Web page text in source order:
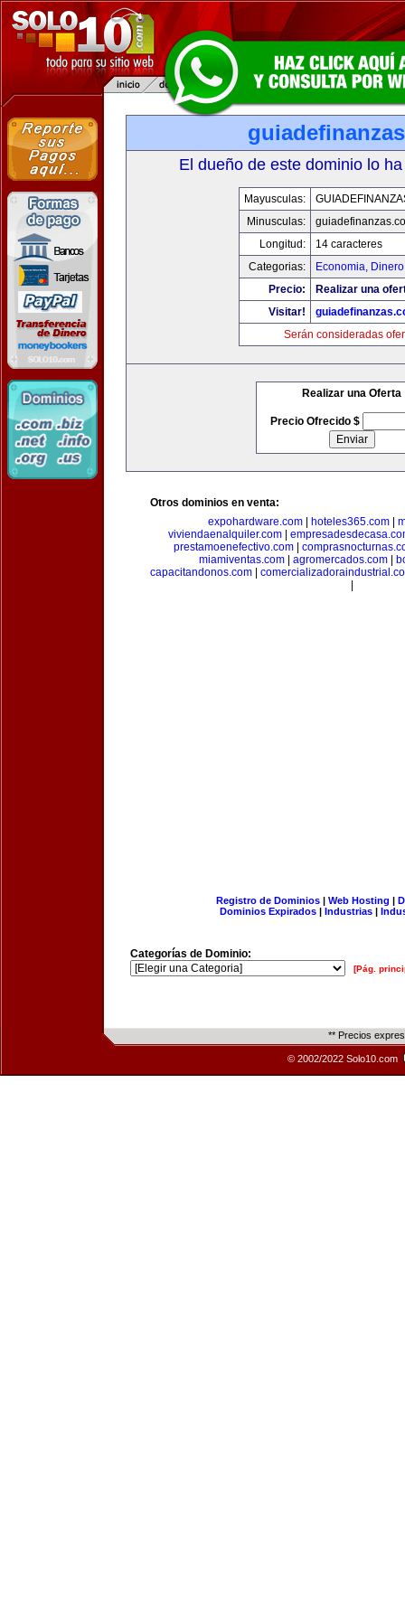
El dueño de este dominio lo
Mayusculas:
Minusculas:
Longitud:
14 caracteres
Categorias:
Economia,
Precio:
Realizar una
Visitar!
Serán consideradas
Realizar una Oferta
Precio Ofrecido $
Otros dominios en venta:
expohardware.com| hoteles365.com|
viviendaenalquiler.com|
prestamoenefectivo.com
miamiventas.com
agromercados.com
capacitandonos.com
Registro de Dominios| Web Hosting |
Dominios Expirados | Industrias |
Categorías de Dominio:
[Pág.
** Precios
© 2002/2022 Solo10.com